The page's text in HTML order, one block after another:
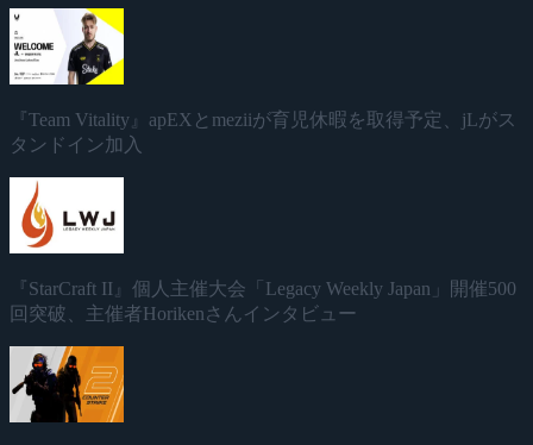
『Team Vitality』apEXとmeziiが育児休暇を取得予定、jLがス
タンドイン加入
『StarCraft II』個人主催大会「Legacy Weekly Japan」開催500
回突破、主催者Horikenさんインタビュー